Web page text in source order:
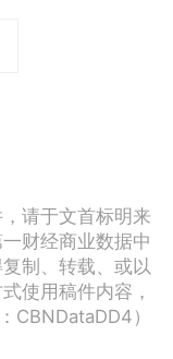
请于文首标明来
财经商业数据中
制、转载、或以
使用稿件内容，
CBNDataDD4）